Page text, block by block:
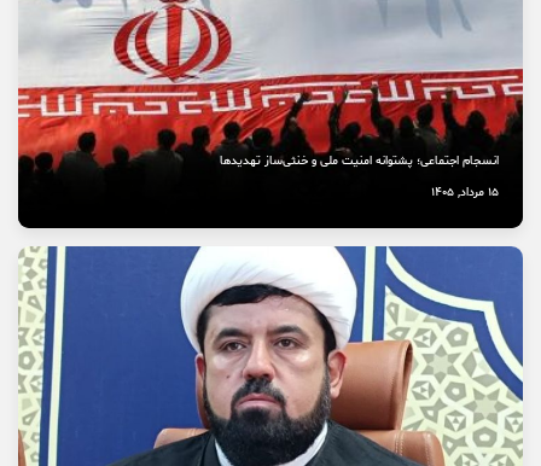
انسجام اجتماعی؛ پشتوانه امنیت ملی و خنثی‌ساز تهدیدها
15 مرداد, 1405